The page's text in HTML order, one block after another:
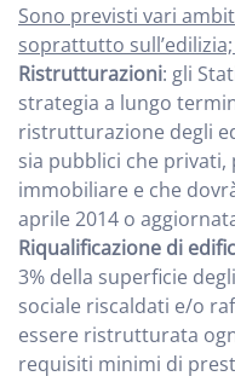
Sono previsti vari
soprattutto
Ristrutturazioni: gli
strategia a lungo
ristrutturazione degli
sia pubblici che
immobiliare e che
aprile 2014 o
Riqualificazione di
3% della superficie
sociale riscaldati e/o
essere ristrutturata
requisiti minimi di